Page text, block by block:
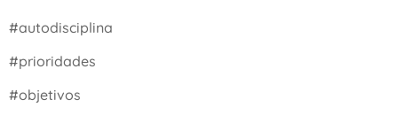
#autodisciplina
#prioridades
#objetivos